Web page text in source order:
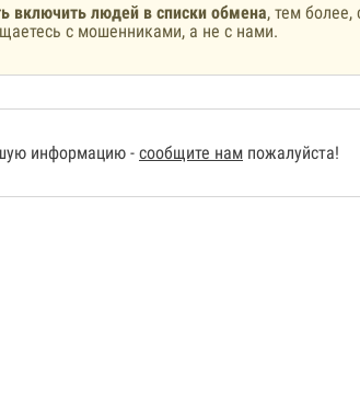
включить людей в списки обмена, тем более,
с мошенниками, а не с нами.
информацию - сообщите нам пожалуйста!